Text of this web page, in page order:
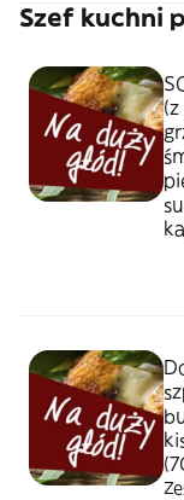
Szef kuchni